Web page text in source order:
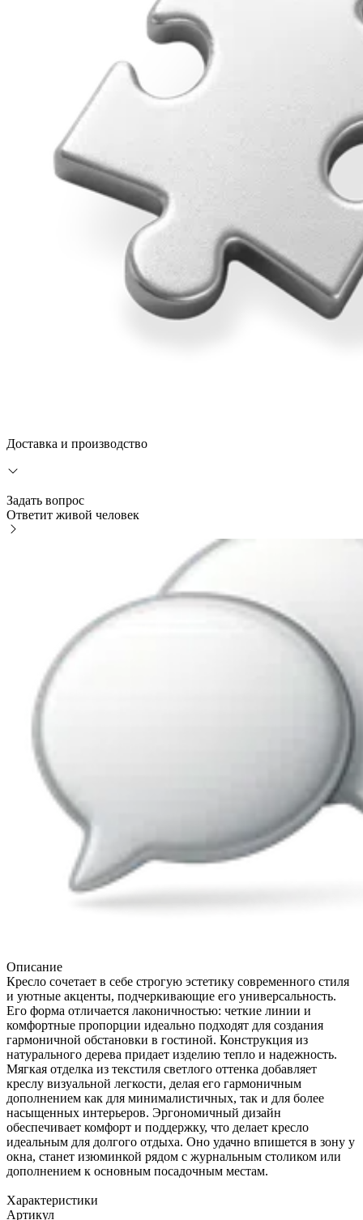
Доставка и производство
Задать вопрос
Ответит живой человек
Описание
Кресло сочетает в себе строгую эстетику современного стиля
и уютные акценты, подчеркивающие его универсальность.
Его форма отличается лаконичностью: четкие линии и
комфортные пропорции идеально подходят для создания
гармоничной обстановки в гостиной. Конструкция из
натурального дерева придает изделию тепло и надежность.
Мягкая отделка из текстиля светлого оттенка добавляет
креслу визуальной легкости, делая его гармоничным
дополнением как для минималистичных, так и для более
насыщенных интерьеров. Эргономичный дизайн
обеспечивает комфорт и поддержку, что делает кресло
идеальным для долгого отдыха. Оно удачно впишется в зону у
окна, станет изюминкой рядом с журнальным столиком или
дополнением к основным посадочным местам.
Характеристики
Артикул